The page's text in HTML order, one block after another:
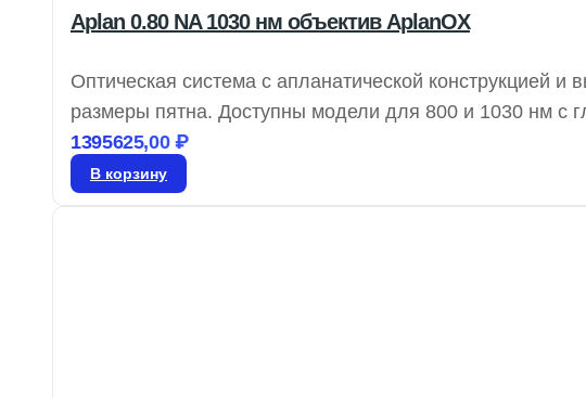
Aplan 0.80 NA 1030 нм объектив AplanOX
Оптическая система с апланатической конструкцией
размеры пятна. Доступны модели для 800 и 1030 нм с
многофокусные объективы AdlOptica foXXus.
сферическую аберрацию и комы при фокусировке
1395625,00₽
В корзину